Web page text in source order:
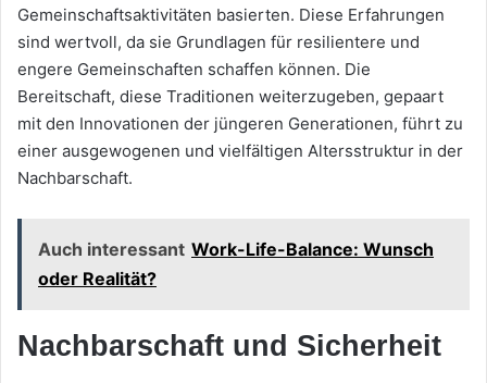
Gemeinschaftsaktivitäten basierten. Diese Erfahrungen
sind wertvoll, da sie Grundlagen für resilientere und
engere Gemeinschaften schaffen können. Die
Bereitschaft, diese Traditionen weiterzugeben, gepaart
mit den Innovationen der jüngeren Generationen, führt zu
einer ausgewogenen und vielfältigen Altersstruktur in der
Nachbarschaft.
Auch interessant Work-Life-Balance: Wunsch
oder Realität?
Nachbarschaft und Sicherheit